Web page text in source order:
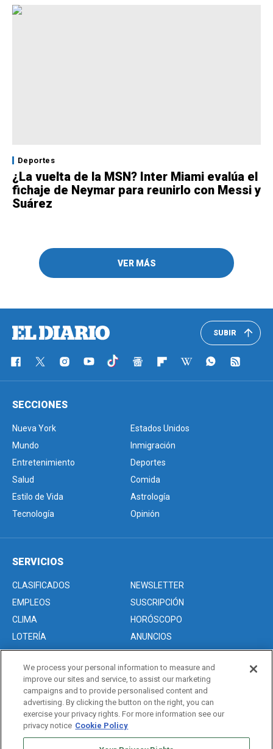
Deportes
¿La vuelta de la MSN? Inter Miami evalúa el
fichaje de Neymar para reunirlo con Messi y
Suárez
VER MÁS
SUBIR
SECCIONES
Nueva York
Estados Unidos
Mundo
Inmigración
Entretenimiento
Deportes
Salud
Comida
Estilo de Vida
Astrología
Tecnología
Opinión
SERVICIOS
CLASIFICADOS
NEWSLETTER
EMPLEOS
SUSCRIPCIÓN
CLIMA
HORÓSCOPO
LOTERÍA
ANUNCIOS
Acerca de nosotros
Advertise with Us/Anuncios
Politica de Privacidad
Editorial Guidelines
We process your personal information to measure and
improve our sites and service, to assist our marketing
campaigns and to provide personalised content and
advertising. By clicking the button on the right, you can
exercise your privacy rights. For more information see our
privacy notice Cookie Policy